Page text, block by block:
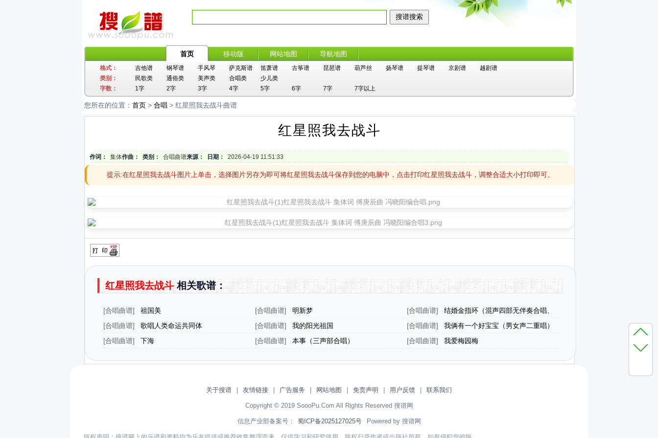
首页 移动版 网站地图 导航地图
格式： 吉他谱 钢琴谱 手风琴 萨克斯谱 笛萧谱 古筝谱 琵琶谱 葫芦丝 扬琴谱 提琴谱 京剧谱
越剧谱
类别：
民歌类 通俗类 美声类 合唱类
少儿类
字数：
1字 2字 3字 4字 5字 6字 7字 7字以上
您所在的位置： 首页 > 合唱 > 红星照我去战斗曲谱
红星照我去战斗
作词： 集体作曲： 类别： 合唱曲谱来源： 日期： 2026-04-19 11:51:33
提示:在红星照我去战斗图片上单击，选择图片另存为即可将红星照我去战斗保存到您的电脑中，点击打印红星照我去战斗，调整合适大小打印即可。
红星照我去战斗相关歌谱：
[合唱曲谱] 祖国美 [合唱曲谱] 明新梦 [合唱曲谱]
结婚金指环（混声四部无伴奏合唱、
五线谱）
[合唱曲谱] 歌唱人类命运共同体 [合唱曲谱] 我的阳光祖国 [合唱曲谱]
我俩有一个好宝宝（男女声二重唱）
[合唱曲谱] 下海 [合唱曲谱] 本事（三声部合唱） [合唱曲谱] 我爱梅园梅
关于搜谱 友情链接 广告服务 网站地图 免责声明 用户反馈 联系我们
Copyright © 2019 SoooPu.Com All Rights Reserved 搜谱网
信息产业部备案号： 蜀ICP备2025127025号 Powered by 搜谱网